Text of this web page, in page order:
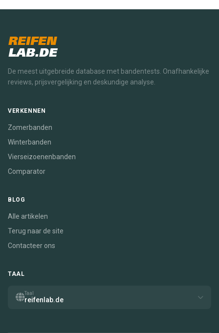
REIFEN
LAB.DE
De meest uitgebreide database met bandentests. Onafhankelijke
reviews, prijsvergelijking en deskundige analyse.
VERKENNEN
Zomerbanden
Winterbanden
Vierseizoenenbanden
Comparator
BLOG
Alle artikelen
Terug naar de site
Contacteer ons
TAAL
Taal
reifenlab.de